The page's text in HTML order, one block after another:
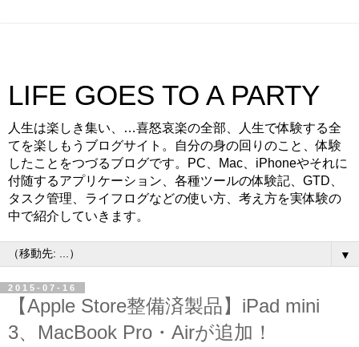
LIFE GOES TO A PARTY
人生は楽しき集い、…喜怒哀楽の全部、人生で体験する全
てを楽しもうブログサイト。自分の身の回りのこと、体験
したことをつづるブログです。PC、Mac、iPhoneやそれに
付随するアプリケーション、各種ツールの体験記、GTD、
タスク管理、ライフログなどの使い方、考え方を実体験の
中で紹介していきます。
▼
2015-07-16
【Apple Store整備済製品】iPad mini
3、MacBook Pro・Airが追加！